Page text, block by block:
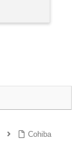
Cohiba